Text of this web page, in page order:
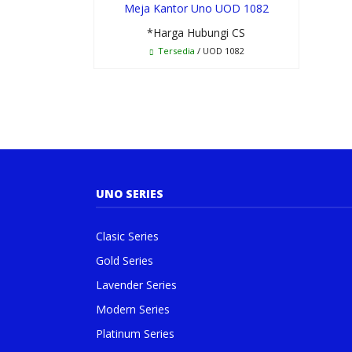
Meja Kantor Uno UOD 1082
*Harga Hubungi CS
Tersedia / UOD 1082
UNO SERIES
Clasic Series
Gold Series
Lavender Series
Modern Series
Platinum Series